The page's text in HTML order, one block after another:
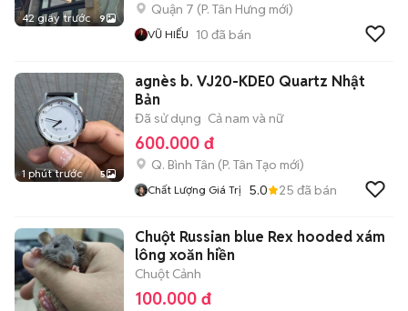
42 giây trước 9
Quận 7 (P. Tân Hưng mới)
VŨ HIẾU 10 đã bán
1 phút trước 5
agnès b. VJ20-KDE0 Quartz Nhật
Bản
Đã sử dụng Cả nam và nữ
600.000 đ
Q. Bình Tân (P. Tân Tạo mới)
Chất Lượng Giá Trị 5.0 25 đã bán
Chuột Russian blue Rex hooded xám
lông xoăn hiền
Chuột Cảnh
100.000 đ